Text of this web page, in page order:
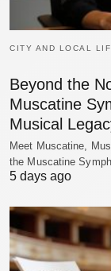
CITY AND LOCAL
Beyond the
Muscatine
Musical
Meet Muscatine,
the Muscatine
5 days ago